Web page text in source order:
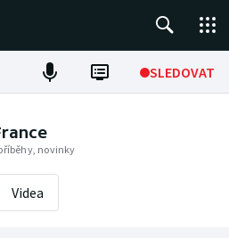
SLEDOVAT
novinky
Videa